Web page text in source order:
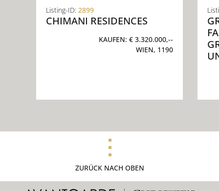
Listing-ID: 2899
CHIMANI RESIDENCES
KAUFEN: € 3.320.000,--
WIEN, 1190
D
ZURÜCK NACH OBEN